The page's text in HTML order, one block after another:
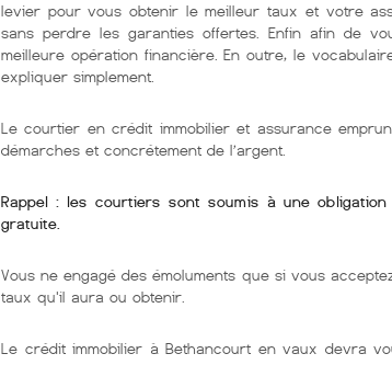
levier pour vous obtenir le meilleur taux et votre
sans perdre les garanties offertes. Enfin afin de
meilleure opération financière. En outre, le
expliquer simplement.
Le courtier en crédit immobilier et assurance
démarches et concrétement de l’argent.
Rappel : les courtiers sont soumis à une
gratuite.
Vous ne engagé des émoluments que si vous
taux qu'il aura ou obtenir.
Le crédit immobilier à Bethancourt en vaux devra